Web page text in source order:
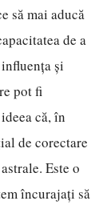
să mai aducă
de a
și
pot fi
că, în
de corectare
Este o
încurajați să